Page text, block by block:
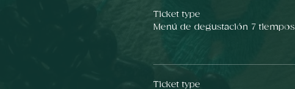
Ticket type
Menú de degustación 7 tiempos
Ticket type